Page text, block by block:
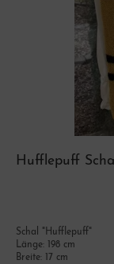
Hufflepuff
Schal "Hufflepuff"
Länge: 198 cm
Breite: 17 cm